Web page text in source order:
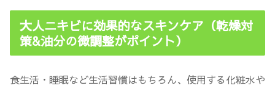
大人ニキビに効果的なスキンケア（乾燥対
策&油分の微調整がポイント）
食生活・睡眠など生活習慣はもちろん、使用する化粧水や